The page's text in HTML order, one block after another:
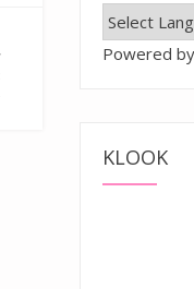
Powered by
KLOOK